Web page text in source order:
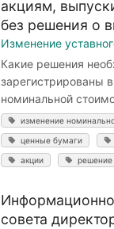
акциям,
без решения о
Изменение
Какие решения
зарегистрированы
номинальной
изменение
ценные бумаги
акции
совета